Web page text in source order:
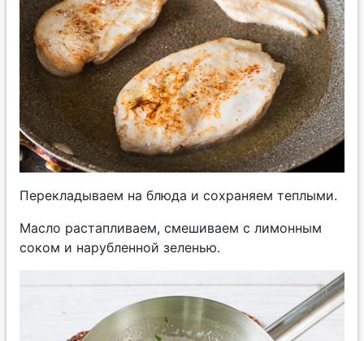
Перекладываем на блюда и сохраняем теплыми.
Масло растапливаем, смешиваем с лимонным
соком и нарубленной зеленью.